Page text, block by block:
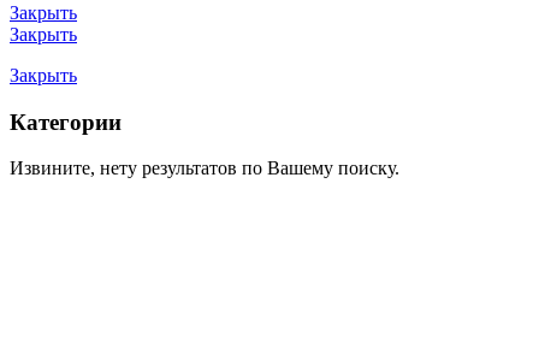
Закрыть
Закрыть
Закрыть
Категории
Извините, нету результатов по Вашему поиску.